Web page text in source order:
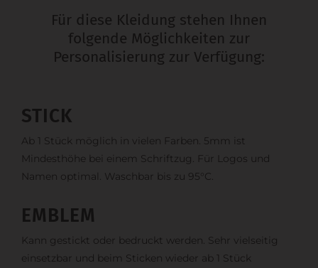
Für diese Kleidung stehen Ihnen
folgende Möglichkeiten zur
Personalisierung zur Verfügung:
STICK
Ab 1 Stück möglich in vielen Farben. 5mm ist
Mindesthöhe bei einem Schriftzug. Für Logos und
Namen optimal. Waschbar bis zu 95°C.
EMBLEM
Kann gestickt oder bedruckt werden. Sehr vielseitig
einsetzbar und beim Sticken wieder ab 1 Stück